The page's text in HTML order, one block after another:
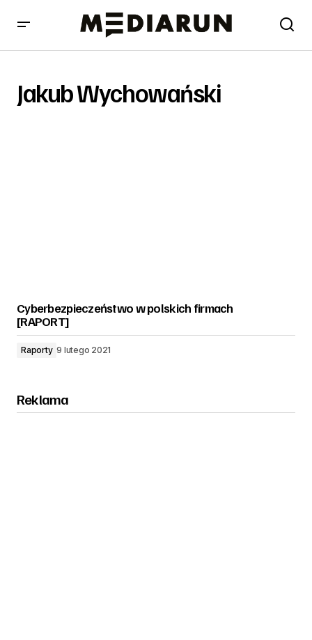
Jakub Wychowański
Cyberbezpieczeństwo w polskich firmach
[RAPORT]
Raporty 9 lutego 2021
Reklama